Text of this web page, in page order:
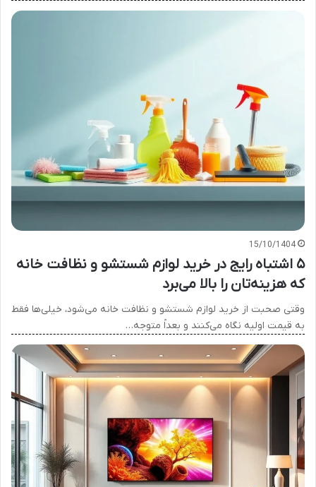
15/10/1404
۵ اشتباه رایج در خرید لوازم شستشو و نظافت خانه
که هزینه‌تان را بالا می‌برد
وقتی صحبت از خرید لوازم شستشو و نظافت خانه می‌شود، خیلی‌ها فقط
به قیمت اولیه نگاه می‌کنند و بعداً متوجه…